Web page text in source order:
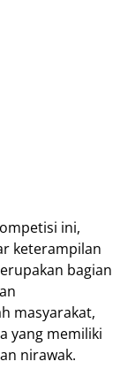
ini,
keterampilan
bagian
masyarakat,
yang memiliki
nirawak.